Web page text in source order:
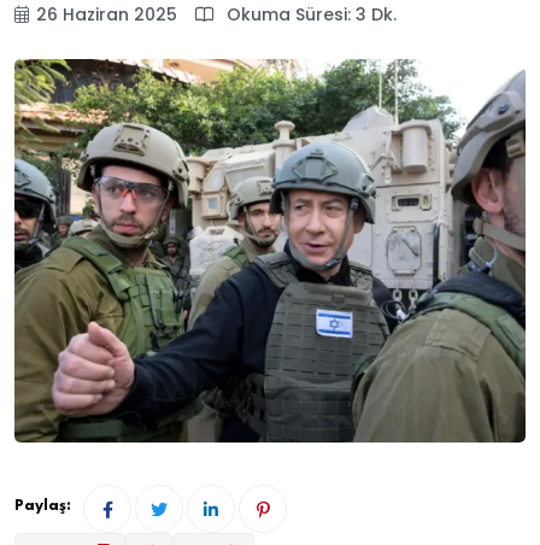
26 Haziran 2025 Okuma Süresi: 3 Dk.
Paylaş: